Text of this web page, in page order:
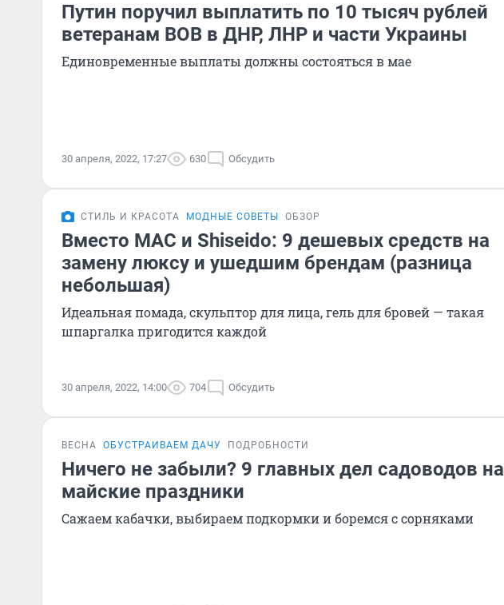
Путин поручил выплатить по 10 тысяч рублей
ветеранам ВОВ в ДНР, ЛНР и части Украины
Единовременные выплаты должны состояться в мае
30 апреля, 2022, 17:27 630 Обсудить
СТИЛЬ И КРАСОТА МОДНЫЕ СОВЕТЫ ОБЗОР
Вместо MAC и Shiseido: 9 дешевых средств на
замену люксу и ушедшим брендам (разница
небольшая)
Идеальная помада, скульптор для лица, гель для бровей — такая
шпаргалка пригодится каждой
30 апреля, 2022, 14:00 704 Обсудить
ВЕСНА ОБУСТРАИВАЕМ ДАЧУ ПОДРОБНОСТИ
Ничего не забыли? 9 главных дел садоводов на
майские праздники
Сажаем кабачки, выбираем подкормки и боремся с сорняками